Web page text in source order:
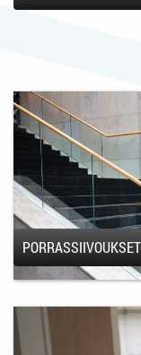
PORRASSIIVOUKSET